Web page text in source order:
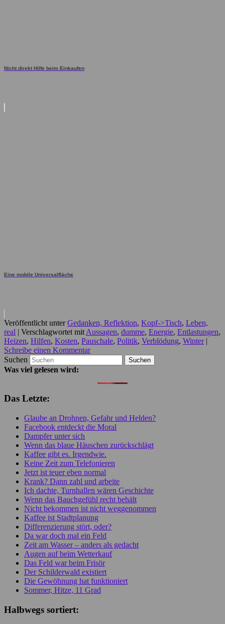
Nicht direkt Hilfe beim Einkaufen
Eine mobile Universalfläche
Veröffentlicht unter Gedanken, Reflektion, Kopf->Tisch, Leben,
real | Verschlagwortet mit Aussagen, dumme, Energie, Entlastungen,
Heizen, Hilfen, Kosten, Pauschale, Politik, Verblödung, Winter |
Schreibe einen Kommentar
Suchen
Was viel gelesen wird:
Das Letzte:
Glaube an Drohnen, Gefahr und Helden?
Facebook entdeckt die Moral
Dampfer unter sich
Wenn das blaue Häuschen zurückschlägt
Kaffee gibt es. Irgendwie.
Keine Zeit zum Telefonieren
Jetzt ist teuer eben normal
Krank? Dann zahl und arbeite
Ich dachte, Turnhallen wären Geschichte
Wenn das Bauchgefühl recht behält
Nicht bekommen ist nicht weggenommen
Kaffee ist Stadtplanung
Differenzierung stört, oder?
Da war doch mal ein Feld
Zeit am Wasser – anders als gedacht
Augen auf beim Wetterkauf
Das Feld war beim Frisör
Der Schilderwald existiert
Die Gewöhnung hat funktioniert
Sommer, Hitze, 11 Grad
Halbwegs sortiert: